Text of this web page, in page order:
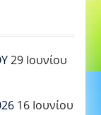
29 Ιουνίου
16 Ιουνίου